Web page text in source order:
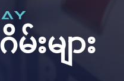
းများ